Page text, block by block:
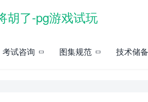
胡了-pg游戏试玩
考试咨询 图集规范 技术储备